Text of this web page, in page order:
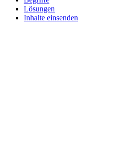
Lösungen
Inhalte einsenden